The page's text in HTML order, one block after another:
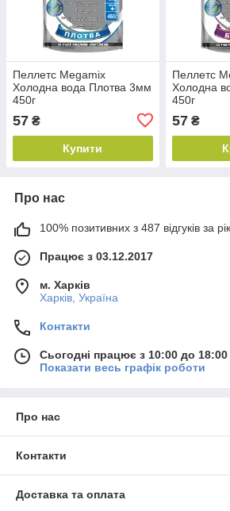
Пеллетс Megamix
Холодна вода Плотва 3мм
450г
57 ₴
Купити
Пеллетс
Холодна
450г
57₴
Про нас
100% позитивних з 487 відгуків за рік
Працює з 03.12.2017
м. Харків
Харків, Україна
Контакти
Сьогодні працює з 10:00 до 18:00
Показати весь графік роботи
Про нас
Контакти
Доставка та оплата